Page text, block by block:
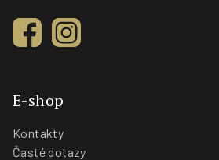
E-shop
Kontakty
Časté dotazy